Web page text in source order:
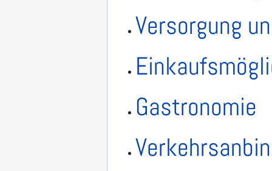
Versorgung
Gastronomie